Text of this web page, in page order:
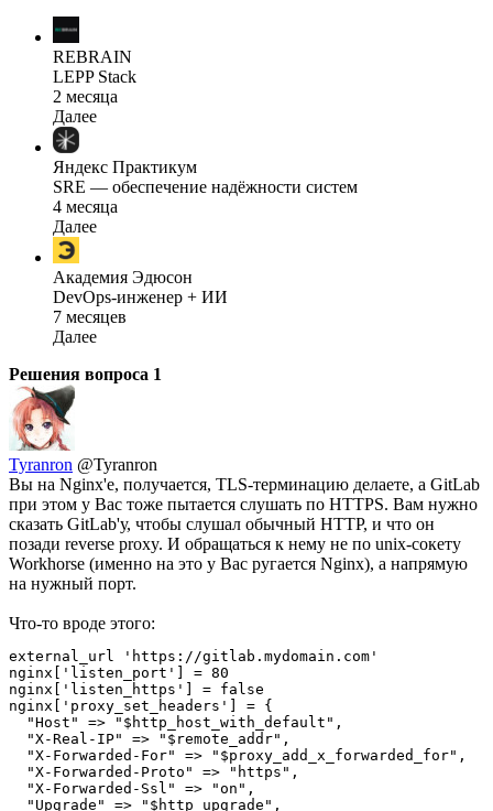
REBRAIN
LEPP Stack
2 месяца
Далее
Яндекс Практикум
SRE — обеспечение надёжности систем
4 месяца
Далее
Академия Эдюсон
DevOps-инженер + ИИ
7 месяцев
Далее
Решения вопроса 1
Tyranron @Tyranron
Вы на Nginx'е, получается, TLS-терминацию делаете, а GitLab
при этом у Вас тоже пытается слушать по HTTPS. Вам нужно
сказать GitLab'у, чтобы слушал обычный HTTP, и что он
позади reverse proxy. И обращаться к нему не по unix-сокету
Workhorse (именно на это у Вас ругается Nginx), а напрямую
на нужный порт.
Что-то вроде этого:
external_url 'https://gitlab.mydomain.com'
nginx['listen_port'] = 80
nginx['listen_https'] = false
nginx['proxy_set_headers'] = {
  "Host" => "$http_host_with_default",
  "X-Real-IP" => "$remote_addr",
  "X-Forwarded-For" => "$proxy_add_x_forwarded_for",
  "X-Forwarded-Proto" => "https",
  "X-Forwarded-Ssl" => "on",
  "Upgrade" => "$http_upgrade",